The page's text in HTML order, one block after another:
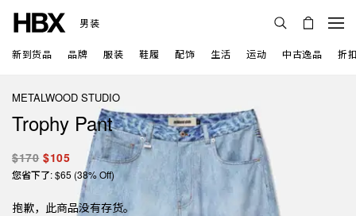
男装
新到货品 品牌 服装 鞋履 配饰 生活 运动 中古逸品 折
METALWOOD STUDIO
Trophy Pant
$170 $105
您省下了: $65 (38% Off)
抱歉，此商品没有存货。